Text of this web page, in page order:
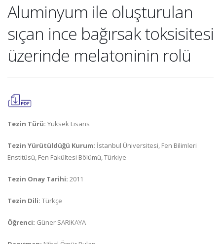
Aluminyum ile oluşturulan
sıçan ince bağırsak toksisitesi
üzerinde melatoninin rolü
Tezin Türü: Yüksek Lisans
Tezin Yürütüldüğü Kurum: İstanbul Üniversitesi, Fen Bilimleri
Enstitüsü, Fen Fakültesi Bölümü, Türkiye
Tezin Onay Tarihi: 2011
Tezin Dili: Türkçe
Öğrenci: Güner SARIKAYA